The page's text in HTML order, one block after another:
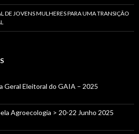
DE JOVENS MULHERES PARA UMA TRANSIÇÃO
Geral Eleitoral do GAIA – 2025
Agroecologia > 20-22 Junho 2025